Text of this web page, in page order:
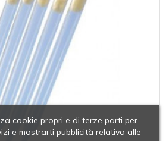
cookie propri e di terze parti per
e mostrarti pubblicità relativa alle